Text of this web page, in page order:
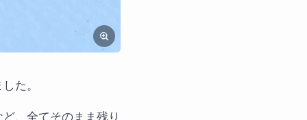
た。
、全てそのまま残り